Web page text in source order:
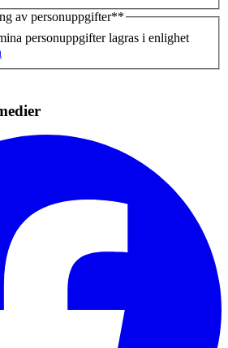
av personuppgifter**
personuppgifter lagras i enlighet